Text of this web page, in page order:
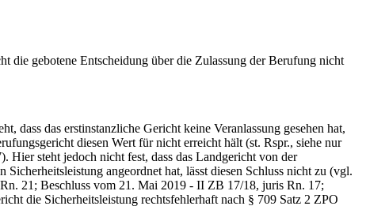
gebotene Entscheidung über die Zulassung der Berufung nicht
das erstinstanzliche Gericht keine Veranlassung gesehen hat,
diesen Wert für nicht erreicht hält (st. Rspr., siehe nur
steht jedoch nicht fest, dass das Landgericht von der
angeordnet hat, lässt diesen Schluss nicht zu (vgl.
21; Beschluss vom 21. Mai 2019 - II ZB 17/18, juris Rn. 17;
die Sicherheitsleistung rechtsfehlerhaft nach § 709 Satz 2 ZPO